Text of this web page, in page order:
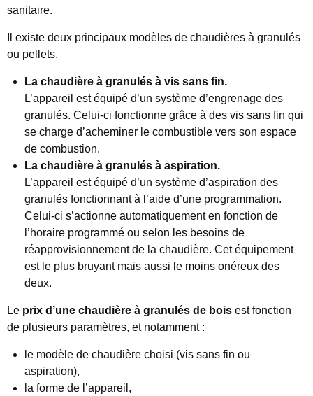
sanitaire.
Il existe deux principaux modèles de chaudières à granulés
ou pellets.
La chaudière à granulés à vis sans fin.
L’appareil est équipé d’un système d’engrenage des
granulés. Celui-ci fonctionne grâce à des vis sans fin qui
se charge d’acheminer le combustible vers son espace
de combustion.
La chaudière à granulés à aspiration.
L’appareil est équipé d’un système d’aspiration des
granulés fonctionnant à l’aide d’une programmation.
Celui-ci s’actionne automatiquement en fonction de
l’horaire programmé ou selon les besoins de
réapprovisionnement de la chaudière. Cet équipement
est le plus bruyant mais aussi le moins onéreux des
deux.
Le prix d’une chaudière à granulés de bois est fonction
de plusieurs paramètres, et notamment :
le modèle de chaudière choisi (vis sans fin ou
aspiration),
la forme de l’appareil,